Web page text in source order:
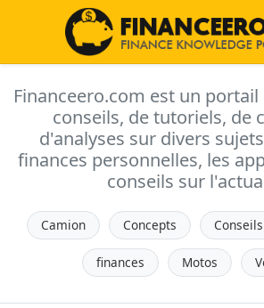
Financeero.com est un
conseils, de tutoriels, de
d'analyses sur divers
finances personnelles, les
conseils sur
Camion Concepts Conseils
finances Motos